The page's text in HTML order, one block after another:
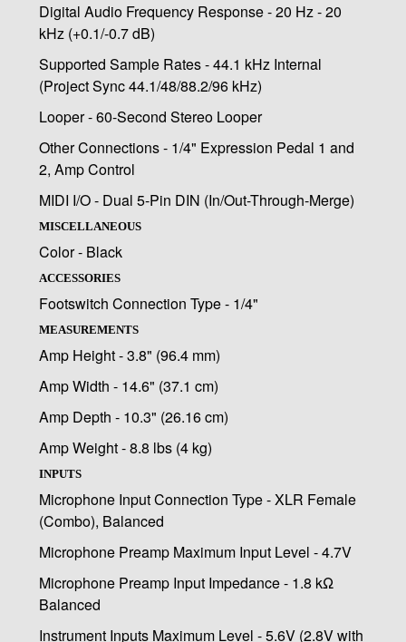
Digital Audio Frequency Response - 20 Hz - 20
kHz (+0.1/-0.7 dB)
Supported Sample Rates - 44.1 kHz Internal
(Project Sync 44.1/48/88.2/96 kHz)
Looper - 60-Second Stereo Looper
Other Connections - 1/4" Expression Pedal 1 and
2, Amp Control
MIDI I/O - Dual 5-Pin DIN (In/Out-Through-Merge)
MISCELLANEOUS
Color - Black
ACCESSORIES
Footswitch Connection Type - 1/4"
MEASUREMENTS
Amp Height - 3.8" (96.4 mm)
Amp Width - 14.6" (37.1 cm)
Amp Depth - 10.3" (26.16 cm)
Amp Weight - 8.8 lbs (4 kg)
INPUTS
Microphone Input Connection Type - XLR Female
(Combo), Balanced
Microphone Preamp Maximum Input Level - 4.7V
Microphone Preamp Input Impedance - 1.8 kΩ
Balanced
Instrument Inputs Maximum Level - 5.6V (2.8V with